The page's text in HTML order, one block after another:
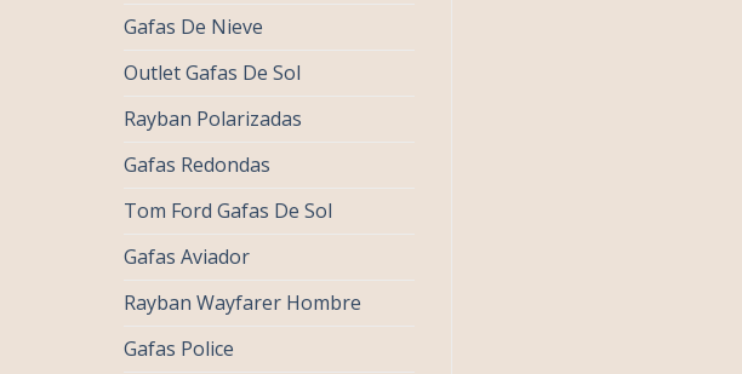
Gafas De Nieve
Outlet Gafas De Sol
Rayban Polarizadas
Gafas Redondas
Tom Ford Gafas De Sol
Gafas Aviador
Rayban Wayfarer Hombre
Gafas Police